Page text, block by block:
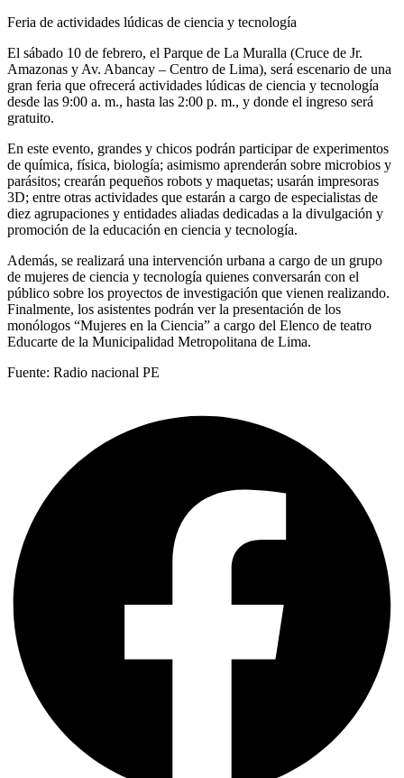
Feria de actividades lúdicas de ciencia y tecnología
El sábado 10 de febrero, el Parque de La Muralla (Cruce de Jr.
Amazonas y Av. Abancay – Centro de Lima), será escenario de una
gran feria que ofrecerá actividades lúdicas de ciencia y tecnología
desde las 9:00 a. m., hasta las 2:00 p. m., y donde el ingreso será
gratuito.
En este evento, grandes y chicos podrán participar de experimentos
de química, física, biología; asimismo aprenderán sobre microbios y
parásitos; crearán pequeños robots y maquetas; usarán impresoras
3D; entre otras actividades que estarán a cargo de especialistas de
diez agrupaciones y entidades aliadas dedicadas a la divulgación y
promoción de la educación en ciencia y tecnología.
Además, se realizará una intervención urbana a cargo de un grupo
de mujeres de ciencia y tecnología quienes conversarán con el
público sobre los proyectos de investigación que vienen realizando.
Finalmente, los asistentes podrán ver la presentación de los
monólogos “Mujeres en la Ciencia” a cargo del Elenco de teatro
Educarte de la Municipalidad Metropolitana de Lima.
Fuente: Radio nacional PE